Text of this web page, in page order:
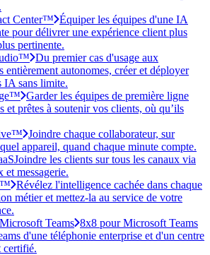
Center™ Équiper les équipes d'une IA
pour délivrer une expérience client plus
pertinente.
Du premier cas d'usage aux
autonomes, créer et déployer
IA sans limite.
Garder les équipes de première ligne
et prêtes à soutenir vos clients, où qu’ils
Joindre chaque collaborateur, sur
appareil, quand chaque minute compte.
Joindre les clients sur tous les canaux via
et messagerie.
Révélez l'intelligence cachée dans chaque
métier et mettez-la au service de votre
Teams 8x8 pour Microsoft Teams
d'une téléphonie enterprise et d'un centre
certifié.